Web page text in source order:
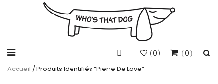
0
(0)
Accueil / Produits Identifiés “pierre De Lave”